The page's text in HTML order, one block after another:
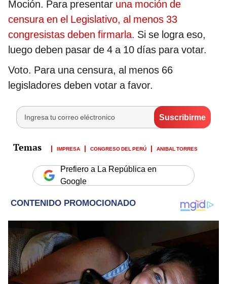
Moción. Para presentar una moción de
censura en el Legislativo, al menos 33
congresistas deben firmarla. Si se logra eso,
luego deben pasar de 4 a 10 días para votar.
Voto. Para una censura, al menos 66
legisladores deben votar a favor.
IMPRESA CONGRESO DEL PERÚ ANIBAL TORRES
Prefiero a La República en
Google